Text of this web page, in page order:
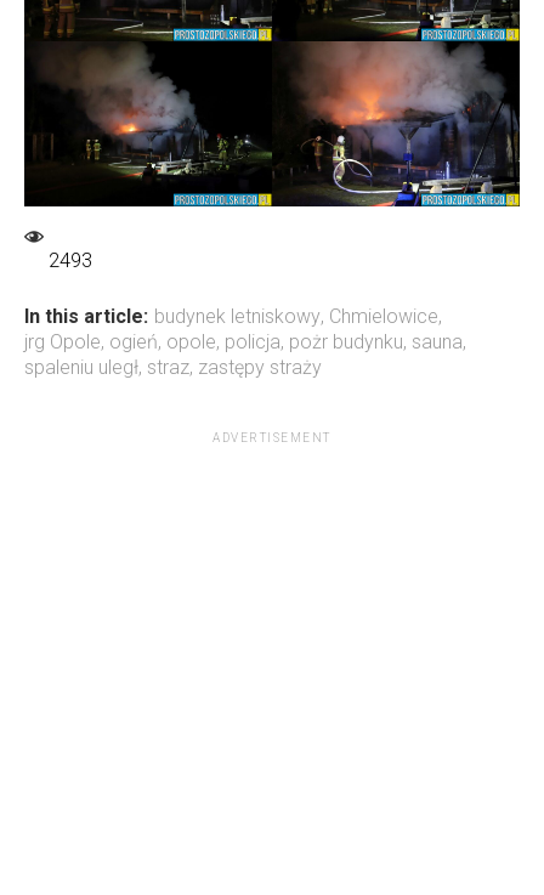
2493
In this article: budynek letniskowy, Chmielowice,
jrg Opole, ogień, opole, policja, pożr budynku, sauna,
spaleniu uległ, straz, zastępy straży
ADVERTISEMENT